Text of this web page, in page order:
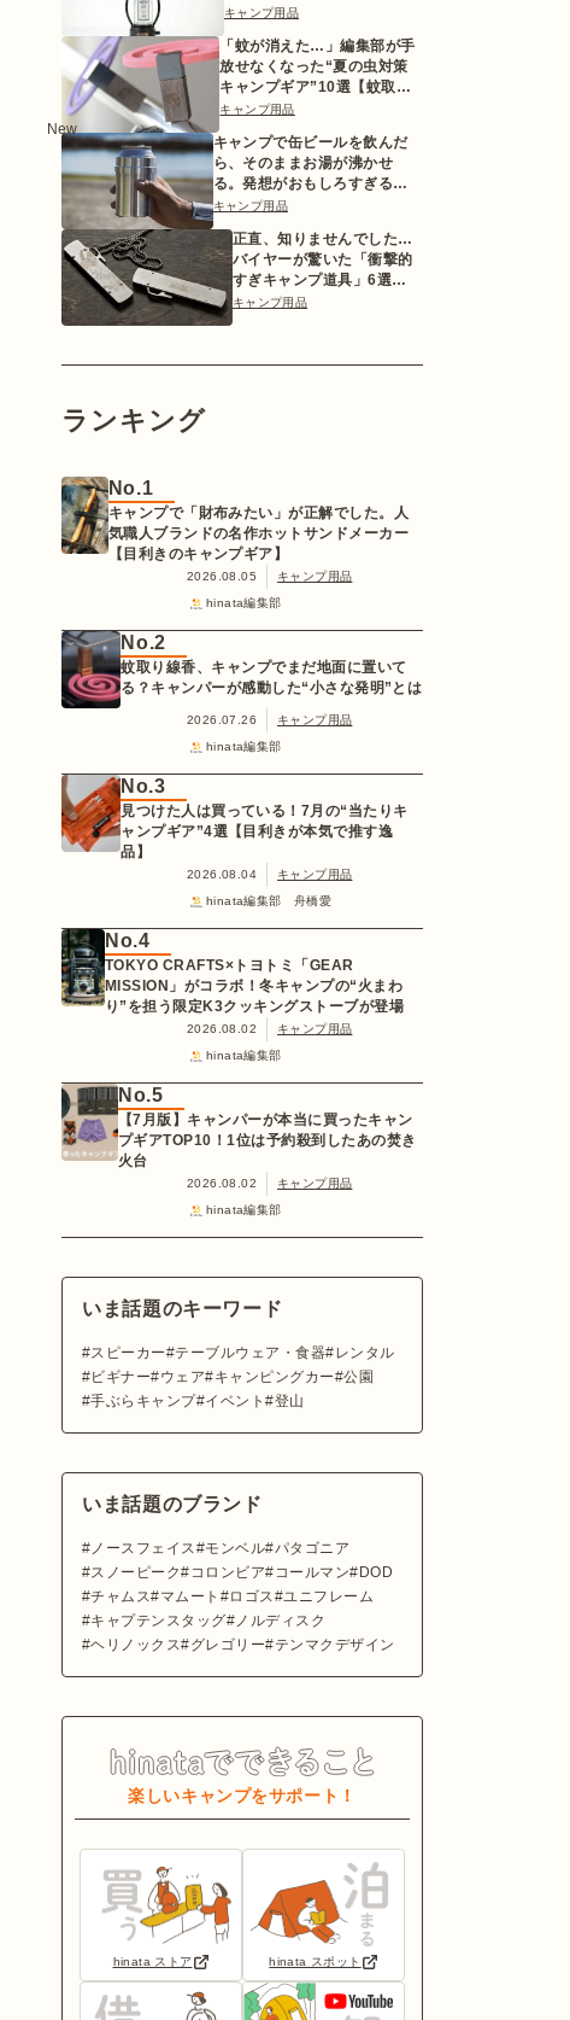
ャンプギア】
キャンプ用品
「蚊が消えた…」編集部が手
放せなくなった“夏の虫対策
キャンプギア”10選【蚊取り
線香ホルダーetc.】
キャンプ用品
New
キャンプで缶ビールを飲んだ
ら、そのままお湯が沸かせ
る。発想がおもしろすぎるギ
ア【目利きのキャンプギア】
キャンプ用品
正直、知りませんでした…
バイヤーが驚いた「衝撃的
すぎキャンプ道具」6選
【2026年版】
キャンプ用品
ランキング
No.1
キャンプで「財布みたい」が正解でした。人
気職人ブランドの名作ホットサンドメーカー
【目利きのキャンプギア】
2026.08.05
キャンプ用品
hinata編集部
No.2
蚊取り線香、キャンプでまだ地面に置いて
る？キャンパーが感動した“小さな発明”とは
2026.07.26
キャンプ用品
hinata編集部
No.3
見つけた人は買っている！7月の“当たりキ
ャンプギア”4選【目利きが本気で推す逸
品】
2026.08.04
キャンプ用品
hinata編集部 舟橋愛
No.4
TOKYO CRAFTS×トヨトミ「GEAR
MISSION」がコラボ！冬キャンプの“火まわ
り”を担う限定K3クッキングストーブが登場
2026.08.02
キャンプ用品
hinata編集部
No.5
【7月版】キャンパーが本当に買ったキャン
プギアTOP10！1位は予約殺到したあの焚き
火台
2026.08.02
キャンプ用品
hinata編集部
いま話題のキーワード
スピーカー テーブルウェア・食器
レンタル
ビギナー
ウェア キャンピングカー
公園
手ぶらキャンプ イベント 登山
いま話題のブランド
ノースフェイス モンベル パタゴニア
スノーピーク
コロンビア コールマン
DOD
チャムス
マムート ロゴス
ユニフレーム
キャプテンスタッグ
ノルディスク
ヘリノックス
グレゴリー テンマクデザイン
楽しいキャンプをサポート！
hinata ストア hinata スポット